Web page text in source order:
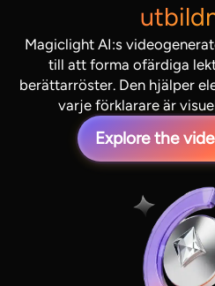
Magiclight AI:s
till att forma ofärdiga
berättarröster. Den hjälper
varje förklarare är
Explore the